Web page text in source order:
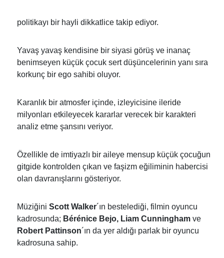
politikayı bir hayli dikkatlice takip ediyor.
Yavaş yavaş kendisine bir siyasi görüş ve inanaç
benimseyen küçük çocuk sert düşüncelerinin yanı sıra
korkunç bir ego sahibi oluyor.
Karanlık bir atmosfer içinde, izleyicisine ileride
milyonları etkileyecek kararlar verecek bir karakteri
analiz etme şansını veriyor.
Özellikle de imtiyazlı bir aileye mensup küçük çocuğun
gitgide kontrolden çıkan ve faşizm eğiliminin habercisi
olan davranışlarını gösteriyor.
Müziğini Scott Walker´ın bestelediği, filmin oyuncu
kadrosunda; Bérénice Bejo, Liam Cunninghamve
Robert Pattinson´ın da yer aldığı parlak bir oyuncu
kadrosuna sahip.